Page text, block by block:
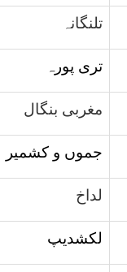
تلنگانہ
تری پورہ
مغربی بنگال
جموں و کشمیر
لداخ
لکشدیپ